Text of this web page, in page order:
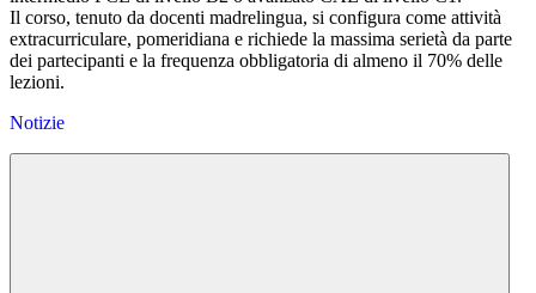
Il corso, tenuto da docenti madrelingua, si configura come attività
extracurriculare, pomeridiana e richiede la massima serietà da parte
dei partecipanti e la frequenza obbligatoria di almeno il 70% delle
lezioni.
Notizie